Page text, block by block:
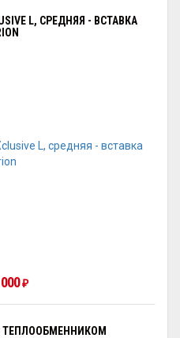
L, СРЕДНЯЯ - ВСТАВКА
₽
С ТЕПЛООБМЕННИКОМ